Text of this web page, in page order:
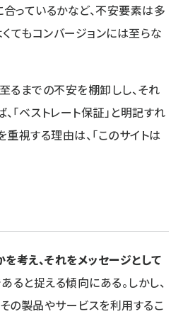
っているかなど、不安要素は多
てもコンバージョンには至らな
るまでの不安を棚卸しし、それ
「ベストレート保証」と明記すれ
視する理由は、「このサイトは
考え、それをメッセージとして
ると捉える傾向にある。しかし、
の製品やサービスを利用するこ